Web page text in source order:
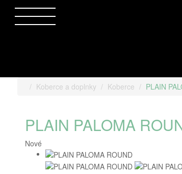
Koberce a doplnky Koberce PLAIN
PLAIN PALOMA
Nové